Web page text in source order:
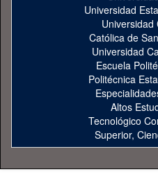
Universidad
Universidad
Católica de
Universidad
Escuela
Politécnica
Altos
Tecnológico
Superior,